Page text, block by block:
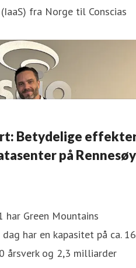
fra Norge til Conscias
Betydelige
på Rennesøy
Green Mountains
har en kapasitet på ca.
årsverk og 2,3 milliarder